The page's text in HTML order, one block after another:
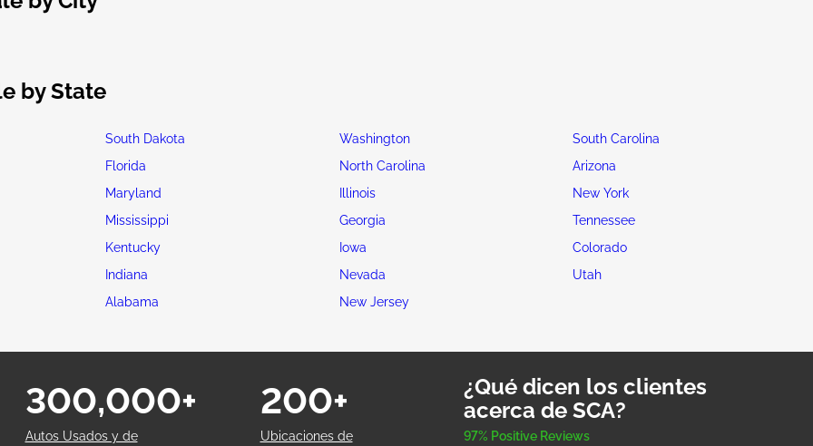
by State
South Dakota Washington
South Carolina
Florida North Carolina
Arizona
Maryland Illinois
New York
Mississippi Georgia
Tennessee
Kentucky Iowa
Colorado
Indiana Nevada
Utah
Alabama New Jersey
Autos Usados y de
300,000+
Ubicaciones de
200+
¿Qué dicen los clientes
acerca de SCA?
97% Positive Reviews